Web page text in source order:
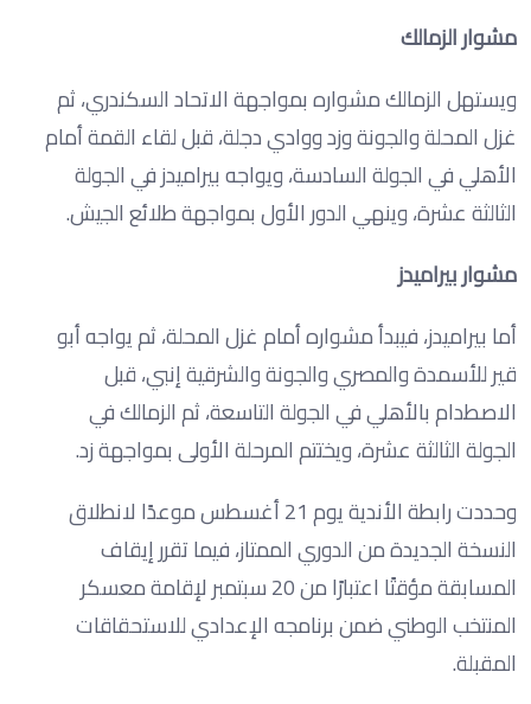
مشوار الزمالك
ويستهل الزمالك مشواره بمواجهة الاتحاد السكندري، ثم
غزل المحلة والجونة وزد ووادي دجلة، قبل لقاء القمة أمام
الأهلي في الجولة السادسة، ويواجه بيراميدز في الجولة
الثالثة عشرة، وينهي الدور الأول بمواجهة طلائع الجيش.
مشوار بيراميدز
أما بيراميدز، فيبدأ مشواره أمام غزل المحلة، ثم يواجه أبو
قير للأسمدة والمصري والجونة والشرقية إنبي، قبل
الاصطدام بالأهلي في الجولة التاسعة، ثم الزمالك في
الجولة الثالثة عشرة، ويختتم المرحلة الأولى بمواجهة زد.
وحددت رابطة الأندية يوم 21 أغسطس موعدًا لانطلاق
النسخة الجديدة من الدوري الممتاز، فيما تقرر إيقاف
المسابقة مؤقتًا اعتبارًا من 20 سبتمبر لإقامة معسكر
المنتخب الوطني ضمن برنامجه الإعدادي للاستحقاقات
المقبلة.